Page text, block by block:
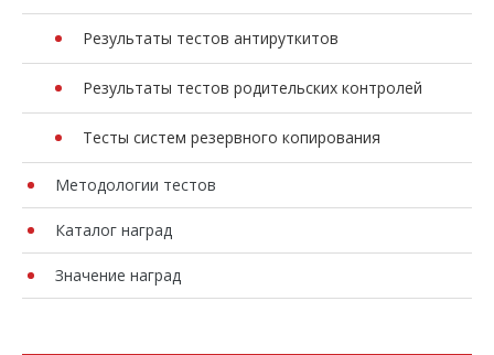
Результаты тестов антируткитов
Результаты тестов родительских контролей
Тесты систем резервного копирования
Методологии тестов
Каталог наград
Значение наград